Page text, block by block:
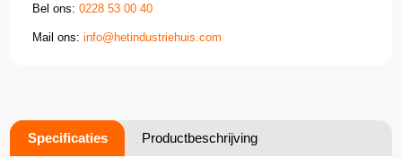
Bel ons:0228 53 00 40
Mail ons:info@hetindustriehuis.com
Specificaties Productbeschrijving